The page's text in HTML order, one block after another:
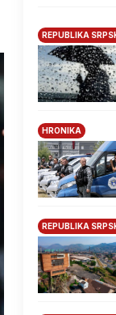
REPUBLIKA
HRONIKA
REPUBLIKA